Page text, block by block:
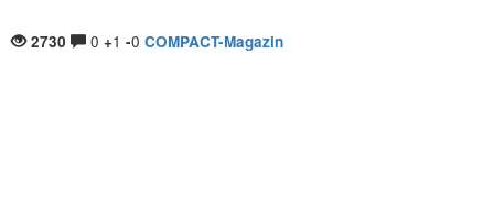
2730 0 +1 -0 COMPACT-Magazin